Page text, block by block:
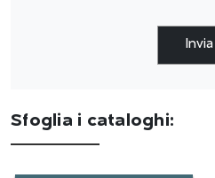
Invia
Sfoglia i cataloghi: